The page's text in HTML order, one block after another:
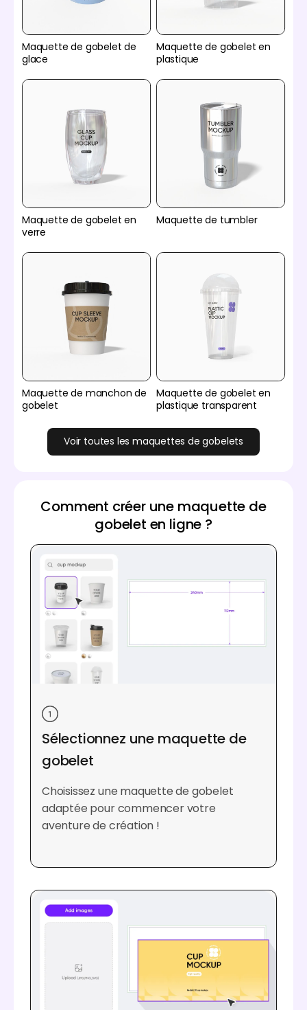
Maquette de gobelet de
glace
Maquette de gobelet en
plastique
Maquette de gobelet en
verre
Maquette de tumbler
Maquette de manchon de
gobelet
Maquette de gobelet en
plastique transparent
Voir toutes les maquettes de gobelets
Comment créer une maquette de
gobelet en ligne ?
Sélectionnez une maquette de
gobelet
Choisissez une maquette de gobelet
adaptée pour commencer votre
aventure de création !